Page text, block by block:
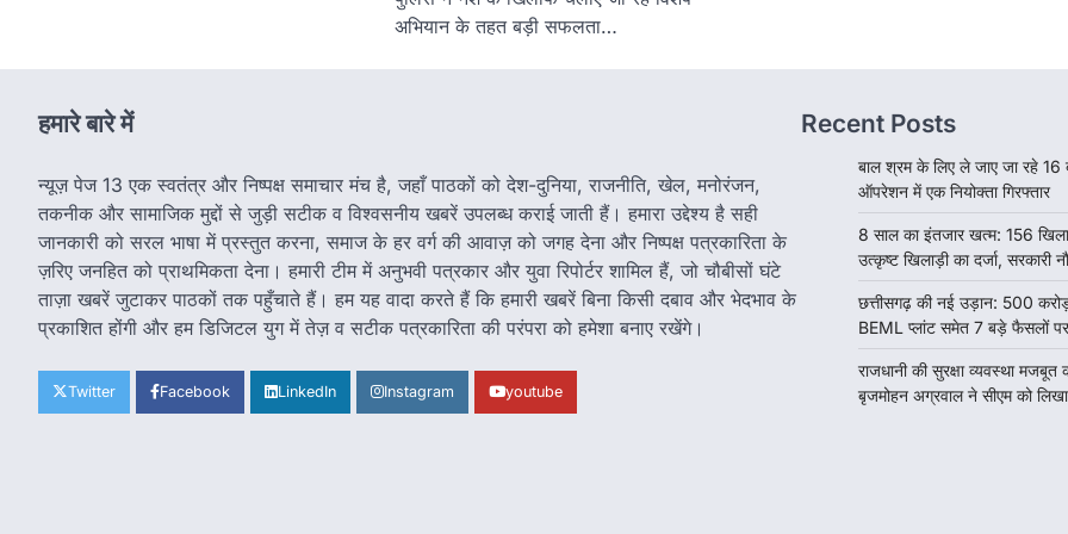
अभियान के तहत बड़ी सफलता…
हमारे बारे में
न्यूज़ पेज 13 एक स्वतंत्र और निष्पक्ष समाचार मंच है, जहाँ पाठकों को देश-दुनिया, राजनीति, खेल, मनोरंजन,
तकनीक और सामाजिक मुद्दों से जुड़ी सटीक व विश्वसनीय खबरें उपलब्ध कराई जाती हैं। हमारा उद्देश्य है सही
जानकारी को सरल भाषा में प्रस्तुत करना, समाज के हर वर्ग की आवाज़ को जगह देना और निष्पक्ष पत्रकारिता के
ज़रिए जनहित को प्राथमिकता देना। हमारी टीम में अनुभवी पत्रकार और युवा रिपोर्टर शामिल हैं, जो चौबीसों घंटे
ताज़ा खबरें जुटाकर पाठकों तक पहुँचाते हैं। हम यह वादा करते हैं कि हमारी खबरें बिना किसी दबाव और भेदभाव के
प्रकाशित होंगी और हम डिजिटल युग में तेज़ व सटीक पत्रकारिता की परंपरा को हमेशा बनाए रखेंगे।
Twitter Facebook LinkedIn Instagram youtube
Recent Posts
बाल श्रम के लिए ले जाए जा रहे
ऑपरेशन में एक नियोक्ता गिरफ्तार
8 साल का इंतजार खत्म: 156
उत्कृष्ट खिलाड़ी का दर्जा, सरकारी
छत्तीसगढ़ की नई उड़ान: 500
BEML प्लांट समेत 7 बड़े फैसलों
राजधानी की सुरक्षा व्यवस्था
बृजमोहन अग्रवाल ने सीएम को